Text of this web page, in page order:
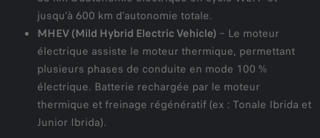
jusqu’à 600 km d’autonomie totale.
MHEV (Mild Hybrid Electric Vehicle) – Le moteur
électrique assiste le moteur thermique, permettant
plusieurs phases de conduite en mode 100 %
électrique. Batterie rechargée par le moteur
thermique et freinage régénératif (ex : Tonale Ibrida et
Junior Ibrida).